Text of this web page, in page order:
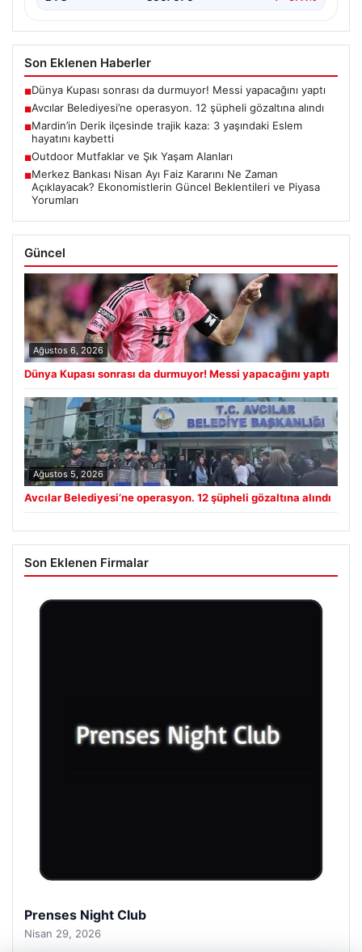
Son Eklenen Haberler
■Dünya Kupası sonrası da durmuyor! Messi yapacağını yaptı
■Avcılar Belediyesi’ne operasyon. 12 şüpheli gözaltına alındı
■Mardin’in Derik ilçesinde trajik kaza: 3 yaşındaki Eslem
hayatını kaybetti
■Outdoor Mutfaklar ve Şık Yaşam Alanları
■Merkez Bankası Nisan Ayı Faiz Kararını Ne Zaman
Açıklayacak? Ekonomistlerin Güncel Beklentileri ve Piyasa
Yorumları
Güncel
Ağustos 6, 2026
Dünya Kupası sonrası da durmuyor! Messi yapacağını yaptı
Ağustos 5, 2026
Avcılar Belediyesi’ne operasyon. 12 şüpheli gözaltına alındı
Son Eklenen Firmalar
Prenses Night Club
Nisan 29, 2026